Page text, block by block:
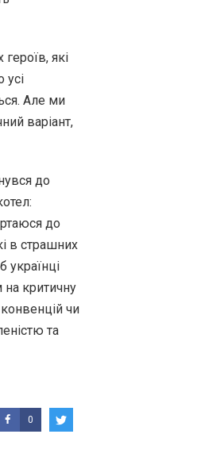
які
Але ми
варіант,
до
до
в страшних
українці
критичну
чи
та
0